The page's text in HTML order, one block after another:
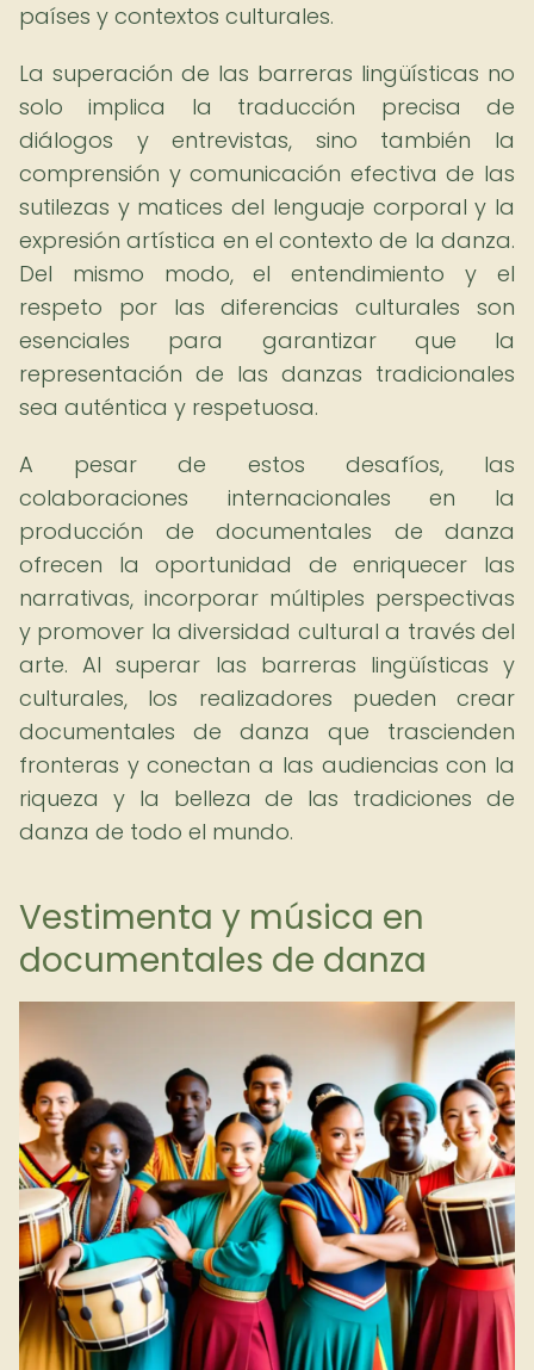
países y contextos culturales.
La superación de las barreras lingüísticas no
solo implica la traducción precisa de
diálogos y entrevistas, sino también la
comprensión y comunicación efectiva de las
sutilezas y matices del lenguaje corporal y la
expresión artística en el contexto de la danza.
Del mismo modo, el entendimiento y el
respeto por las diferencias culturales son
esenciales para garantizar que la
representación de las danzas tradicionales
sea auténtica y respetuosa.
A pesar de estos desafíos, las
colaboraciones internacionales en la
producción de documentales de danza
ofrecen la oportunidad de enriquecer las
narrativas, incorporar múltiples perspectivas
y promover la diversidad cultural a través del
arte. Al superar las barreras lingüísticas y
culturales, los realizadores pueden crear
documentales de danza que trascienden
fronteras y conectan a las audiencias con la
riqueza y la belleza de las tradiciones de
danza de todo el mundo.
Vestimenta y música en
documentales de danza